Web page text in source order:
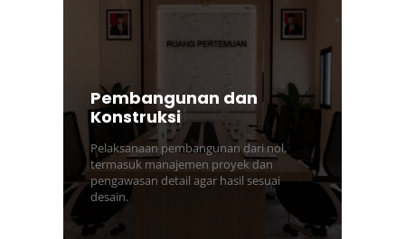
Pembangunan dan
Konstruksi
Pelaksanaan pembangunan dari nol,
termasuk manajemen proyek dan
pengawasan detail agar hasil sesuai
desain.